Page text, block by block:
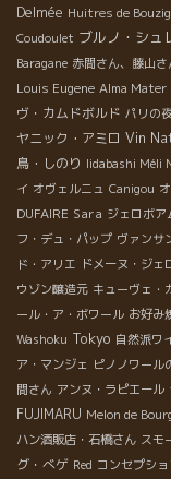
Delmée Huitres de
Coudoulet ブルノ・シュ
Baragane 赤間さん、藤山さ
Louis Eugene Alma Mater
ヴ・カムドボルド パリの
ヤニック・アミロ Vin
鳥・しのり Iidabashi Méli
イ オヴェルニュ Canigou
DUFAIRE Sara ジェロボア
フ・デュ・パップ ヴァンサ
ド・アリエ ドメーヌ・ジェ
ウゾン醸造元 キューヴェ・
ール・ア・ボワール お好み
Washoku Tokyo 自然派ワ
ア・マンジェ ピノノワール
間さん アンヌ・ラピエール
FUJIMARU Melon de
ハン酒販店・石橋さん スモ
グ・べゲ Red コンセプシ